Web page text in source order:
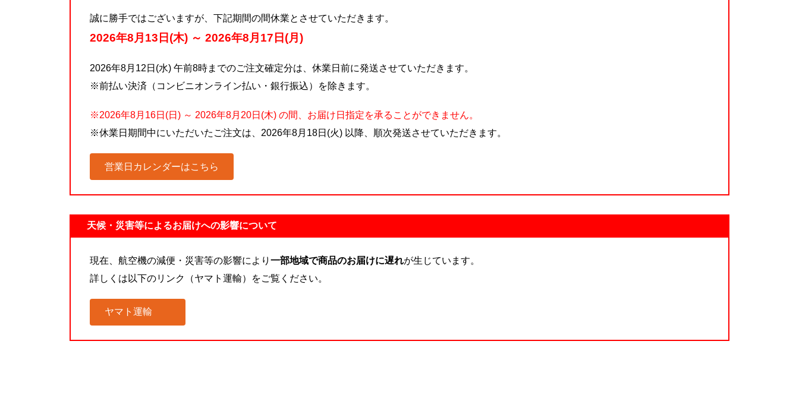
誠に勝手ではございますが、下記期間の間休業とさせていただきます。
2026年8月13日(木) ～ 2026年8月17日(月)
2026年8月12日(水) 午前8時までのご注文確定分は、休業日前に発送させていただきます。
※前払い決済（コンビニオンライン払い・銀行振込）を除きます。
※2026年8月16日(日) ～ 2026年8月20日(木) の間、お届け日指定を承ることができません。
※休業日期間中にいただいたご注文は、2026年8月18日(火) 以降、順次発送させていただきます。
営業日カレンダーはこちら
天候・災害等によるお届けへの影響について
現在、航空機の減便・災害等の影響により 一部地域で商品のお届けに遅れが生じています。
詳しくは以下のリンク（ヤマト運輸）をご覧ください。
ヤマト運輸